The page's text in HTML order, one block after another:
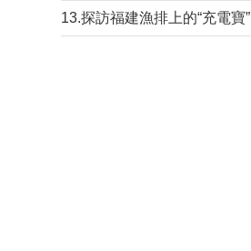
13.探訪福建漁排上的“充電寶”